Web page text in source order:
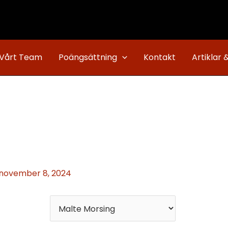
Team Poängsättning Kontakt Artiklar
8, 2024